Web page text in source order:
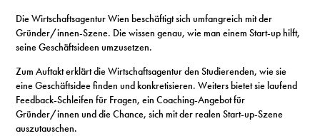
Die Wirtschaftsagentur Wien beschäftigt sich umfangreich mit der
Gründer/innen-Szene. Die wissen genau, wie man einem Start-up hilft,
seine Geschäftsideen umzusetzen.
Zum Auftakt erklärt die Wirtschaftsagentur den Studierenden, wie sie
eine Geschäftsidee finden und konkretisieren. Weiters bietet sie laufend
Feedback-Schleifen für Fragen, ein Coaching-Angebot für
Gründer/innen und die Chance, sich mit der realen Start-up-Szene
auszutauschen.